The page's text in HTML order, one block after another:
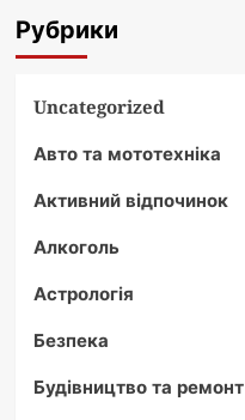
Рубрики
Uncategorized
Авто та мототехніка
Активний відпочинок
Алкоголь
Астрологія
Безпека
Будівництво та ремонт